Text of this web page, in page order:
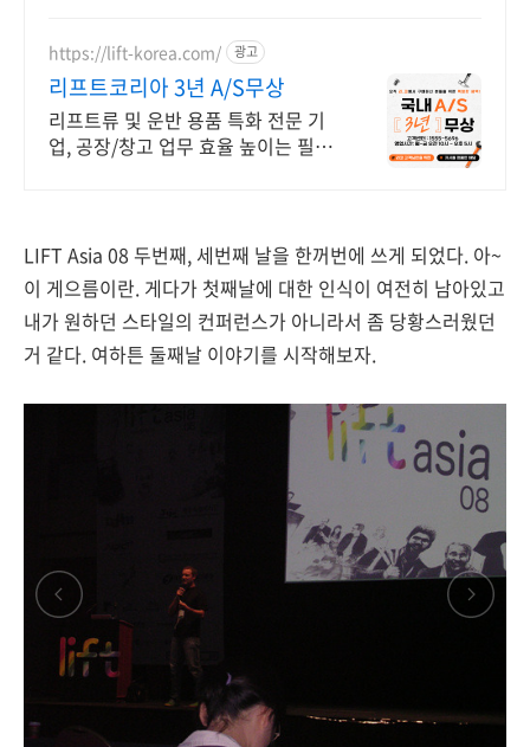
https://lift-korea.com/ 광고
리프트코리아 3년 A/S무상
리프트류 및 운반 용품 특화 전문 기
업, 공장/창고 업무 효율 높이는 필수
LIFT Asia 08 두번째, 세번째 날을 한꺼번에 쓰게 되었다. 아~
이 게으름이란. 게다가 첫째날에 대한 인식이 여전히 남아있고
내가 원하던 스타일의 컨퍼런스가 아니라서 좀 당황스러웠던
거 같다. 여하튼 둘째날 이야기를 시작해보자.